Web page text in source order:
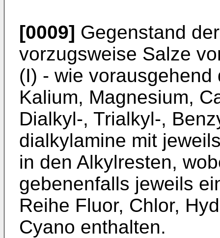
[0009] Gegenstand
vorzugsweise Salze
(I) - wie
Kalium, Magnesium,
Dialkyl-, Trialkyl-,
dialkylamine mit
in den Alkylresten,
gebenenfalls jeweils
Reihe Fluor, Chlor,
Cyano ent­halten.